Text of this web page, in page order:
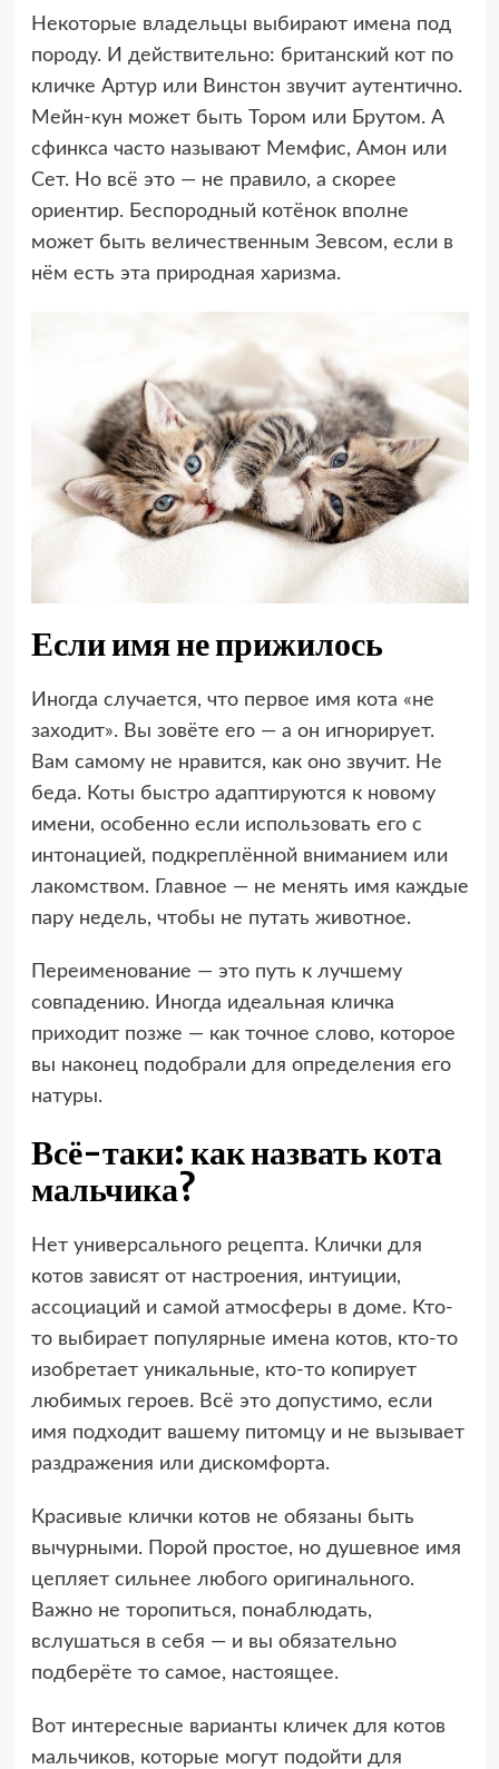
Некоторые владельцы выбирают имена под
породу. И действительно: британский кот по
кличке Артур или Винстон звучит аутентично.
Мейн-кун может быть Тором или Брутом. А
сфинкса часто называют Мемфис, Амон или
Сет. Но всё это — не правило, а скорее
ориентир. Беспородный котёнок вполне
может быть величественным Зевсом, если в
нём есть эта природная харизма.
Если имя не прижилось
Иногда случается, что первое имя кота «не
заходит». Вы зовёте его — а он игнорирует.
Вам самому не нравится, как оно звучит. Не
беда. Коты быстро адаптируются к новому
имени, особенно если использовать его с
интонацией, подкреплённой вниманием или
лакомством. Главное — не менять имя каждые
пару недель, чтобы не путать животное.
Переименование — это путь к лучшему
совпадению. Иногда идеальная кличка
приходит позже — как точное слово, которое
вы наконец подобрали для определения его
натуры.
Всё-таки: как назвать кота
мальчика?
Нет универсального рецепта. Клички для
котов зависят от настроения, интуиции,
ассоциаций и самой атмосферы в доме. Кто-
то выбирает популярные имена котов, кто-то
изобретает уникальные, кто-то копирует
любимых героев. Всё это допустимо, если
имя подходит вашему питомцу и не вызывает
раздражения или дискомфорта.
Красивые клички котов не обязаны быть
вычурными. Порой простое, но душевное имя
цепляет сильнее любого оригинального.
Важно не торопиться, понаблюдать,
вслушаться в себя — и вы обязательно
подберёте то самое, настоящее.
Вот интересные варианты кличек для котов
мальчиков, которые могут подойти для